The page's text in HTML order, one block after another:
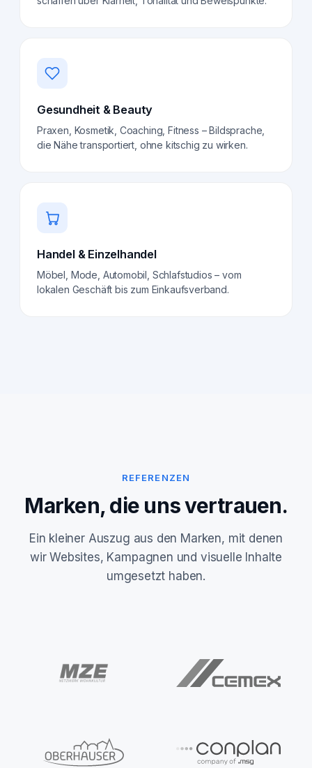
Gesundheit & Beauty
Praxen, Kosmetik, Coaching, Fitness – Bildsprache,
die Nähe transportiert, ohne kitschig zu wirken.
Handel & Einzelhandel
Möbel, Mode, Automobil, Schlafstudios – vom
lokalen Geschäft bis zum Einkaufsverband.
REFERENZEN
Marken, die uns vertrauen.
Ein kleiner Auszug aus den Marken, mit denen
wir Websites, Kampagnen und visuelle Inhalte
umgesetzt haben.